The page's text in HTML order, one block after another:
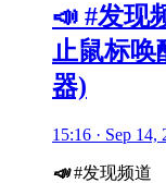
📣 #发现
止鼠标唤
器)
15:16 · Sep 14,
📣#发现频道